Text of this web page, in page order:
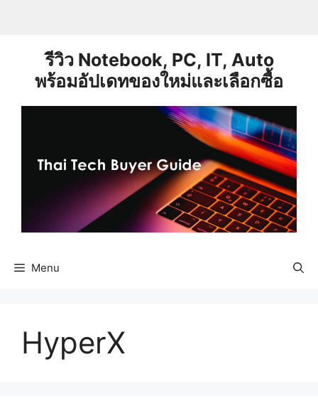
รีวิว Notebook, PC, IT, Auto
พร้อมอัปเดทของใหม่และเลือกซื้อ
Menu
HyperX